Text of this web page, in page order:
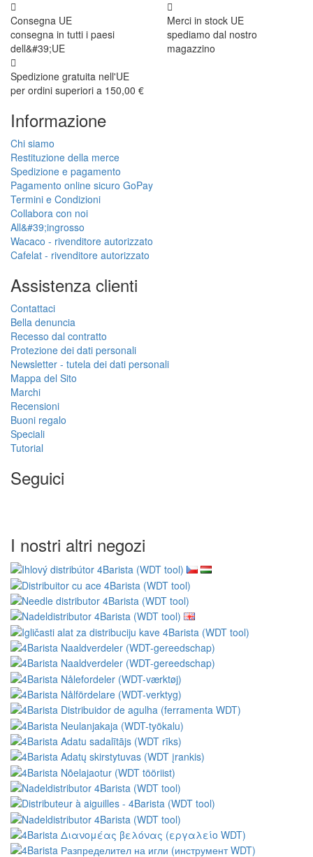
Consegna UE
consegna in tutti i paesi
dell&#39;UE
Merci in stock UE
spediamo dal nostro
magazzino
Spedizione gratuita nell'UE
per ordini superiori a 150,00 €
Informazione
Chi siamo
Restituzione della merce
Spedizione e pagamento
Pagamento online sicuro GoPay
Termini e Condizioni
Collabora con noi
All&#39;ingrosso
Wacaco - rivenditore autorizzato
Cafelat - rivenditore autorizzato
Assistenza clienti
Contattaci
Bella denuncia
Recesso dal contratto
Protezione dei dati personali
Newsletter - tutela dei dati personali
Mappa del Sito
Marchi
Recensioni
Buoni regalo
Speciali
Tutorial
Seguici
I nostri altri negozi